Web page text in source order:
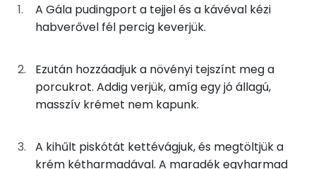
7gfeketekávé
6g
25gnövényi tejszín
63 kcal
Niacin - B3 vitamin:
Lut-zea
Összesen 7.5 g
A Gála pudingport a tejjel és a kávéval kézi
habverővel fél percig keverjük.
Ezután hozzáadjuk a növényi tejszínt meg a
porcukrot. Addig verjük, amíg egy jó állagú,
masszív krémet nem kapunk.
A kihűlt piskótát kettévágjuk, és megtöltjük a
krém kétharmadával. A maradék egyharmad